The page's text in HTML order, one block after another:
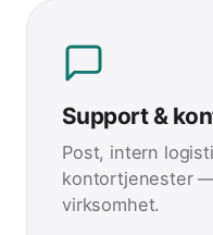
Support &
Post, intern
kontortjenester
virksomhet.